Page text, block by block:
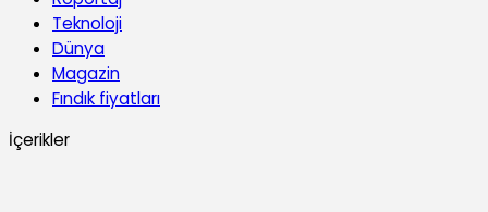
Teknoloji
Dünya
Magazin
Fındık fiyatları
İçerikler